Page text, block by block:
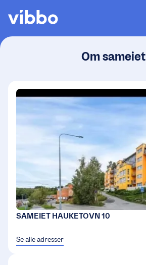
Om sameiet
SAMEIET HAUKETOVN 10
Se alle adresser